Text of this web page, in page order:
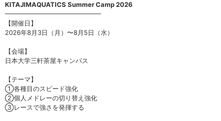
KITAJIMAQUATICS Summer Camp 2026
━━━━━━━━━━━━━━━
【開催日】
2026年8月3日（月）〜8月5日（水）
【会場】
日本大学三軒茶屋キャンパス
【テーマ】
①各種目のスピード強化
②個人メドレーの切り替え強化
③レースで強さを発揮する